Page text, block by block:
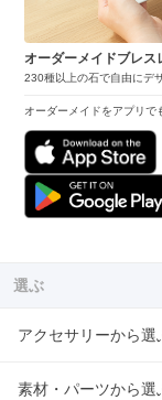
オーダーメイドブレス
230種以上の石で自由にデ
オーダーメイドをアプリで
選ぶ
アクセサリーから選
素材・パーツから選